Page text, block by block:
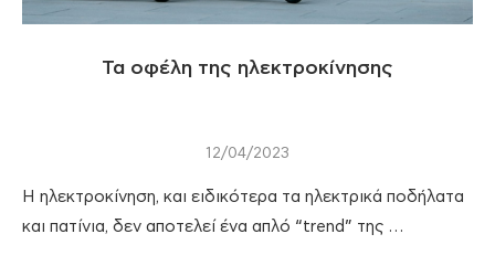
Τα οφέλη της ηλεκτροκίνησης
12/04/2023
Η ηλεκτροκίνηση, και ειδικότερα τα ηλεκτρικά ποδήλατα
και πατίνια, δεν αποτελεί ένα απλό “trend” της …